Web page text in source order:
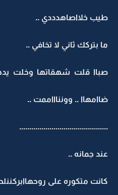
طيب خلااصاهدددي ..
ما بتركك ثاني لا تخافي ..
صباا قلت شهقاتها وخلت
ضاامهاا .. وونناااممت ..
............................................
عند جمانه ..
كانت متكوره على